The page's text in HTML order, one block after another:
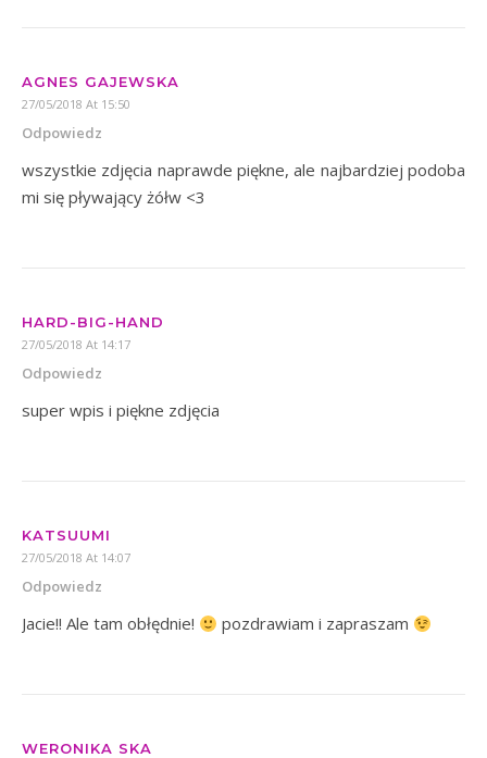
AGNES GAJEWSKA
27/05/2018 At 15:50
Odpowiedz
wszystkie zdjęcia naprawde piękne, ale najbardziej podoba
mi się pływający żółw <3
HARD-BIG-HAND
27/05/2018 At 14:17
Odpowiedz
super wpis i piękne zdjęcia
KATSUUMI
27/05/2018 At 14:07
Odpowiedz
Jacie!! Ale tam obłędnie! pozdrawiam i zapraszam
WERONIKA SKA